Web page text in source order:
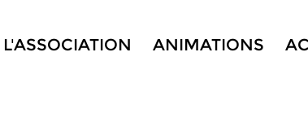
L'ASSOCIATION ANIMATIONS